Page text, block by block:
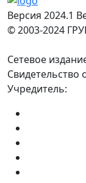
Версия 2024.1
© 2003-2024
Сетевое
Свидетельство
Учредитель: